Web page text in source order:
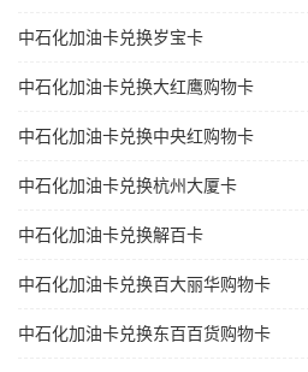
中石化加油卡兑换岁宝卡
中石化加油卡兑换大红鹰购物卡
中石化加油卡兑换中央红购物卡
中石化加油卡兑换杭州大厦卡
中石化加油卡兑换解百卡
中石化加油卡兑换百大丽华购物卡
中石化加油卡兑换东百百货购物卡